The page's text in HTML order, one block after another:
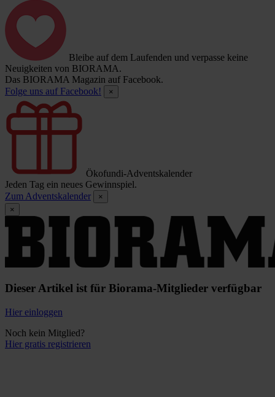
Bleibe auf dem Laufenden und verpasse keine
Neuigkeiten von BIORAMA.
Das BIORAMA Magazin auf Facebook.
Folge uns auf Facebook!
×
Ökofundi-Adventskalender
Jeden Tag ein neues Gewinnspiel.
Zum Adventskalender
×
×
Dieser Artikel ist für Biorama-Mitglieder verfügbar
Hier einloggen
Noch kein Mitglied?
Hier gratis registrieren